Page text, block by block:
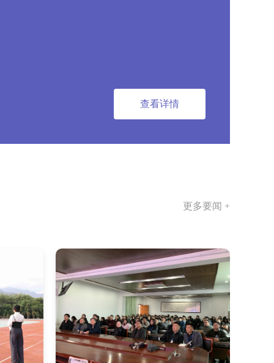
查看详情
更多要闻 +